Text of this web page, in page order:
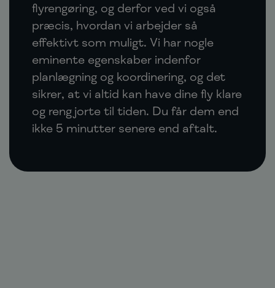
flyrengøring, og derfor ved vi også
præcis, hvordan vi arbejder så
effektivt som muligt. Vi har nogle
eminente egenskaber indenfor
planlægning og koordinering, og det
sikrer, at vi altid kan have dine fly klare
og rengjorte til tiden. Du får dem end
ikke 5 minutter senere end aftalt.